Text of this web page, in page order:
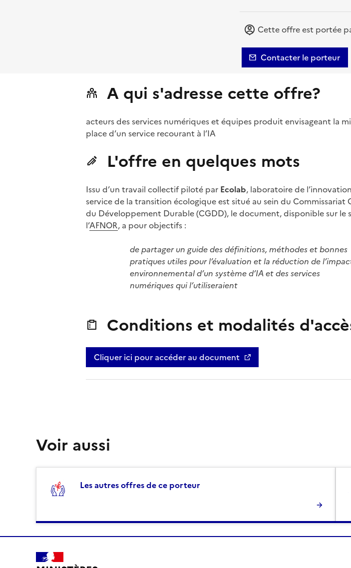
Cette offre est portée
Contacter le porteur
A qui s'adresse cette offre?
acteurs des services numériques et équipes produit envisageant la
place d’un service recourant à l’IA
L'offre en quelques mots
Issu d’un travail collectif piloté par Ecolab, laboratoire de
service de la transition écologique est situé au sein du Commissariat
du Développement Durable (CGDD), le document, disponible sur le
l’AFNOR, a pour objectifs :
de partager un guide des définitions, méthodes et bonnes
pratiques utiles pour l’évaluation et la réduction de
environnemental d’un système d’IA et des services
numériques qui l’utiliseraient
Conditions et modalités
Cliquer ici pour accéder au document
Voir aussi
Les autres offres de ce porteur